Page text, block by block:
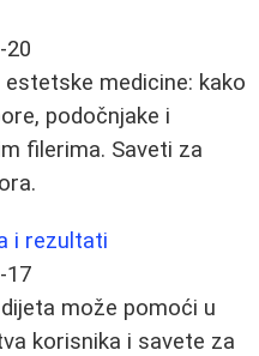
20
medicine: kako
podočnjake i
filerima. Saveti za
i rezultati
17
može pomoći u
korisnika i savete za